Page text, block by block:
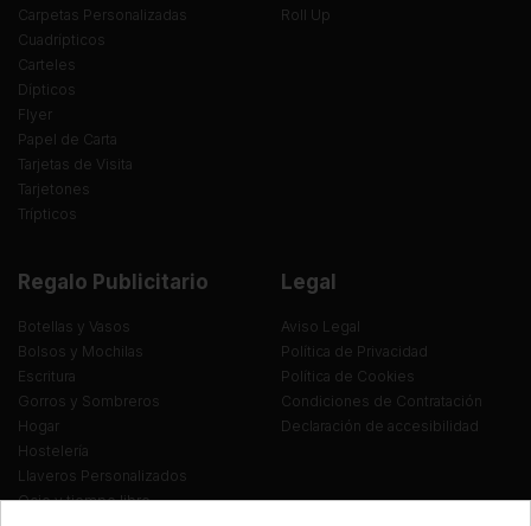
Carpetas Personalizadas
Cuadrípticos
Carteles
Dípticos
Flyer
Papel de Carta
Tarjetas de Visita
Tarjetones
Trípticos
Roll Up
Regalo Publicitario
Botellas y Vasos
Bolsos y Mochilas
Escritura
Gorros y Sombreros
Hogar
Hostelería
Llaveros Personalizados
Ocio y tiempo libre
Legal
Aviso Legal
Política de Privacidad
Política de Cookies
Condiciones de Contratación
Declaración de accesibilidad